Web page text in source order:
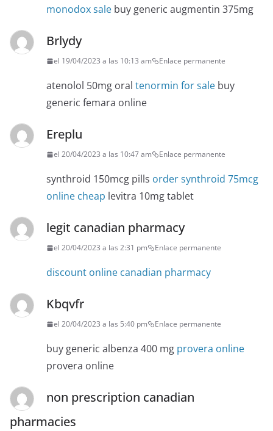
monodox sale buy generic augmentin 375mg
Brlydy
el 19/04/2023 a las 10:13 am Enlace permanente
atenolol 50mg oral tenormin for sale buy
generic femara online
Ereplu
el 20/04/2023 a las 10:47 am Enlace permanente
synthroid 150mcg pills order synthroid 75mcg
online cheap levitra 10mg tablet
legit canadian pharmacy
el 20/04/2023 a las 2:31 pm Enlace permanente
discount online canadian pharmacy
Kbqvfr
el 20/04/2023 a las 5:40 pm Enlace permanente
buy generic albenza 400 mg provera online
provera online
non prescription canadian
pharmacies